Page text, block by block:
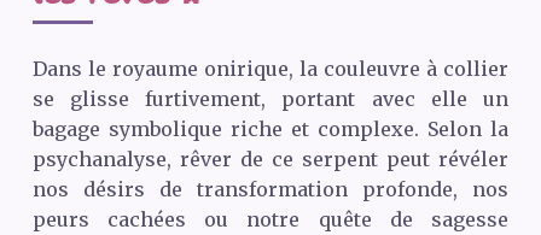
Dans le royaume onirique, la couleuvre à collier
se glisse furtivement, portant avec elle un
bagage symbolique riche et complexe. Selon la
psychanalyse, rêver de ce serpent peut révéler
nos désirs de transformation profonde, nos
peurs cachées ou notre quête de sagesse